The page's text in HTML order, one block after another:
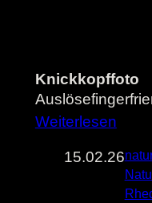
Knickkopffoto
Weiterlesen
15.02.26natur